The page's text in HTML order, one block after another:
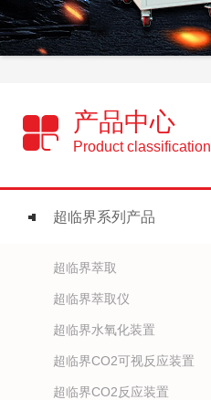
产品中心
Product classification
超临界系列产品
超临界萃取
超临界萃取仪
超临界水氧化装置
超临界CO2可视反应装置
超临界CO2反应装置